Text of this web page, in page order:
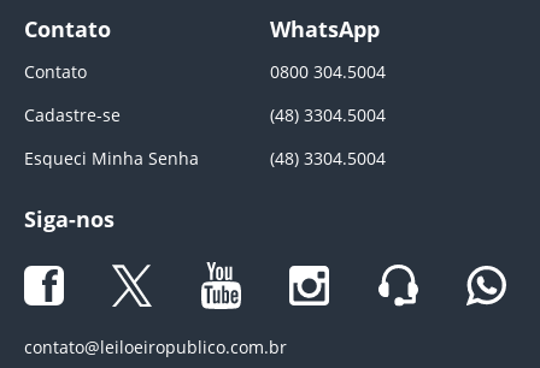
Contato
Contato
Cadastre-se
Esqueci Minha Senha
WhatsApp
0800 304.5004
(48) 3304.5004
(48) 3304.5004
Siga-nos
contato@leiloeiropublico.com.br